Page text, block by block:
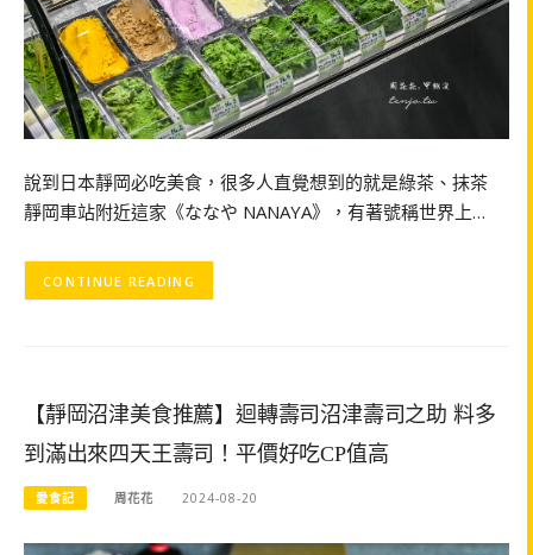
說到日本靜岡必吃美食，很多人直覺想到的就是綠茶、抹茶
靜岡車站附近這家《ななや NANAYA》，有著號稱世界上…
CONTINUE READING
【靜岡沼津美食推薦】迴轉壽司沼津壽司之助 料多
到滿出來四天王壽司！平價好吃CP值高
愛食記 周花花 2024-08-20